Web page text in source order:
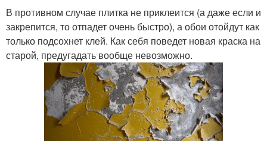
В противном случае плитка не приклеится (а даже если и
закрепится, то отпадет очень быстро), а обои отойдут как
только подсохнет клей. Как себя поведет новая краска на
старой, предугадать вообще невозможно.